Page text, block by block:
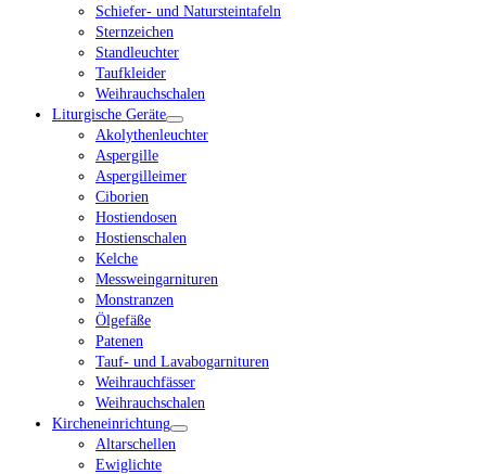
Schiefer- und Natursteintafeln
Sternzeichen
Standleuchter
Taufkleider
Weihrauchschalen
Liturgische Geräte
Akolythenleuchter
Aspergille
Aspergilleimer
Ciborien
Hostiendosen
Hostienschalen
Kelche
Messweingarnituren
Monstranzen
Ölgefäße
Patenen
Tauf- und Lavabogarnituren
Weihrauchfässer
Weihrauchschalen
Kircheneinrichtung
Altarschellen
Ewiglichte